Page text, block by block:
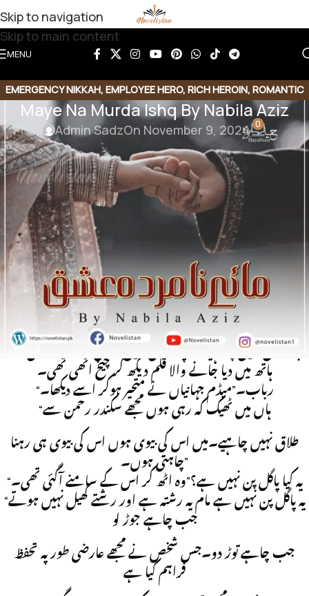
Skip to navigation
Skip to main content
MENU
EMERGENCY NIKKAH, EMPLOYEE HERO, RICH HEROIN, ROMANTIC
URDU NOVEL
Maye Na Murda Ishq By Nabila Aziz
Admin SadzOn November 9, 2024 0
Maye Na Murda Ishq By Nabila
Aziz
Genre :Contract Marriage Based | Emergency
Nikkah based | Employe Hero| Rich Heroine | Village
based
Download Link
ہاتھ میں دیا جانے والا قلم دیکھ کر چیخ اٹھی تھی۔
“رباب۔”میڈم جہانیاں نے متحیر ہوکر اسے دیکھا۔
“ہاں میں ٹھیک کہ رہی ہوں مجھے سکندر رحمن سے
طلاق نہیں چاہیے۔میں اس کی بیوی ہوں اس کی بیوی ہی رہنا
چاہتی ہوں۔”
“یہ کیا پاگل پن نہیں ہے؟”وہ اٹھ کر اس کے سامنے آگئی تھی۔
“یہ پاگل پن نہیں ہے مام یہ رشتہ ہے اور رشتے کھیل نہیں ہوتے
جب چاہے جوڑ لو
جب چاہے توڑ دو۔جس شخص نے مجھے عارضی طور پہ تحفظ
فراہم کیا ہے